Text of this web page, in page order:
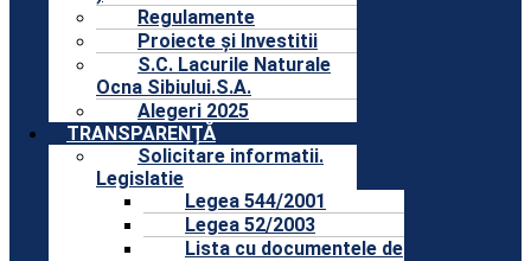
Regulamente
Proiecte și Investitii
S.C. Lacurile Naturale
Ocna Sibiului.S.A.
Alegeri 2025
TRANSPARENȚĂ
Solicitare informatii.
Legislatie
Legea 544/2001
Legea 52/2003
Lista cu documentele de